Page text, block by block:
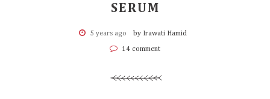
SERUM
5 years ago by Irawati Hamid
14 comment